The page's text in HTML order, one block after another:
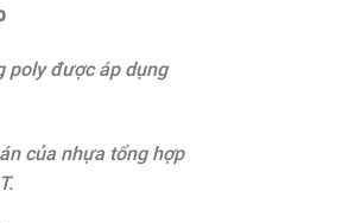
poly được áp dụng
của nhựa tổng hợp